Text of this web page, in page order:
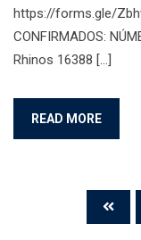
https://forms.gle/
CONFIRMADOS:
Rhinos 16388 […]
READ MORE